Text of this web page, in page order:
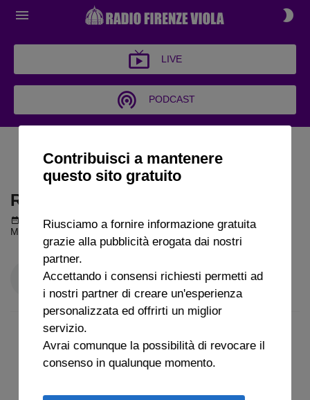
LIVE
PODCAST
RADIO FIRENZEVIOLA -
SPECIALE
RADIO FIRENZEVIOLA - SPECIALE
Podcast del 09 febbraio 2025 17m 17s
Malu Mpasinkatu a Radio FirenzeViola
Contribuisci a mantenere
questo sito gratuito
Riusciamo a fornire informazione gratuita
grazie alla pubblicità erogata dai nostri
partner.
Accettando i consensi richiesti permetti ad
i nostri partner di creare un'esperienza
personalizzata ed offrirti un miglior
servizio.
Avrai comunque la possibilità di revocare il
consenso in qualunque momento.